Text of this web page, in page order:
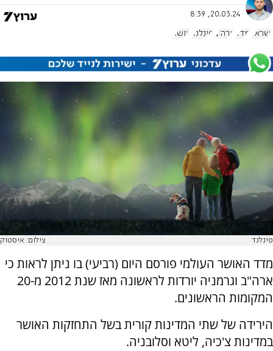
20.03.24, 8:39
ישראל מדד ארה"ב פינלנד אושר
פינלנד צילום: איסטוק
מדד האושר העולמי פורסם היום (רביעי) בו ניתן לראות כי
ארה"ב וגרמניה יורדות לראשונה מאז שנת 2012 מ-20
המקומות הראשונים.
הירידה של שתי המדינות קורית בשל התחזקות האושר
במדינות צ'כיה, ליטא וסלובניה.